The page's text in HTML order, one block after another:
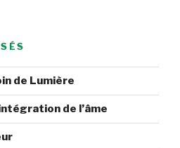
de Lumière
de l’âme